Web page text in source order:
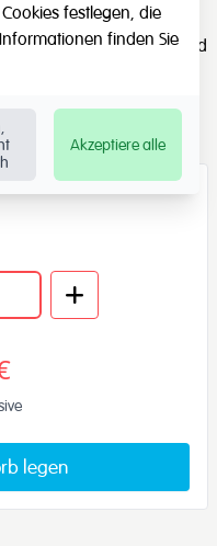
Sie die Kinder die
Schauplätze und
legen
festlegen, die
finden Sie
Akzeptiere alle